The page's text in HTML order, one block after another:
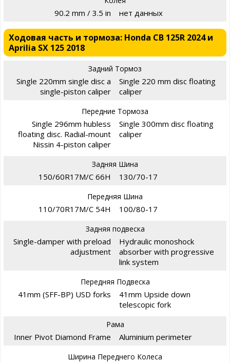
90.2 mm / 3.5 in нет данных
Ходовая часть и тормоза: Honda CB 125R 2024 и
Aprilia SX 125 2018
Задний Тормоз
Single 220mm single disc a
single-piston caliper
Single 220 mm disc floating
caliper
Передние Тормоза
Single 296mm hubless
floating disc. Radial-mount
Nissin 4-piston caliper
Single 300mm disc floating
caliper
Задняя Шина
150/60R17M/C 66H 130/70-17
Передняя Шина
110/70R17M/C 54H 100/80-17
Задняя подвеска
Single-damper with preload
adjustment
Hydraulic monoshock
absorber with progressive
link system
Передняя Подвеска
41mm (SFF-BP) USD forks
41mm Upside down
telescopic fork
Рама
Inner Pivot Diamond Frame Aluminium perimeter
Ширина Переднего Колеса